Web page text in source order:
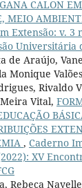
CALON EM
MEIO
Extensão: v. 3
Universitária
de Araújo,
Monique
Rivaldo
Vital,
, Caderno
XV
Rebeca